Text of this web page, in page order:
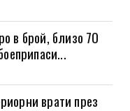
в брой, близо 70
врати през